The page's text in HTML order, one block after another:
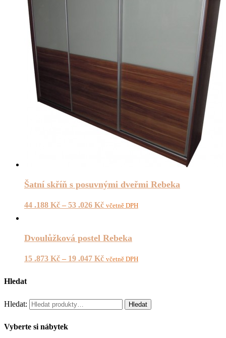
Šatní skříň s posuvnými dveřmi Rebeka
44 .188 Kč – 53 .026 Kč včetně DPH
Dvoulůžková postel Rebeka
15 .873 Kč – 19 .047 Kč včetně DPH
Hledat
Hledat: Hledat
Vyberte si nábytek